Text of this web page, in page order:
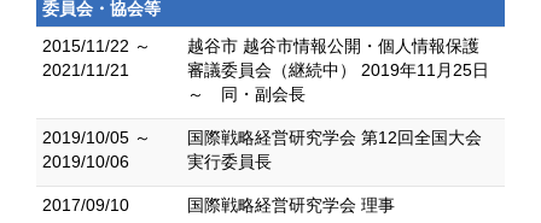
委員会・協会等
2015/11/22 ～
2021/11/21
越谷市 越谷市情報公開・個人情報保護
審議委員会（継続中） 2019年11月25日
～ 同・副会長
2019/10/05 ～
2019/10/06
国際戦略経営研究学会 第12回全国大会
実行委員長
2017/09/10 国際戦略経営研究学会 理事